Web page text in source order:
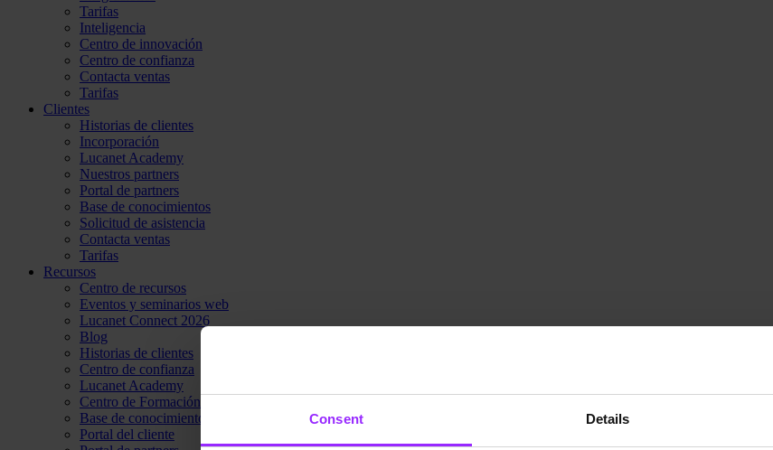
Consent Details
Tarifas
Inteligencia
Centro de innovación
Centro de confianza
Contacta ventas
Tarifas
Clientes
Historias de clientes
Incorporación
Lucanet Academy
Nuestros partners
Portal de partners
Base de conocimientos
Solicitud de asistencia
Contacta ventas
Tarifas
Recursos
Centro de recursos
Eventos y seminarios web
Lucanet Connect 2026
Blog
Historias de clientes
Centro de confianza
Lucanet Academy
Centro de Formación
Base de conocimientos
Portal del cliente